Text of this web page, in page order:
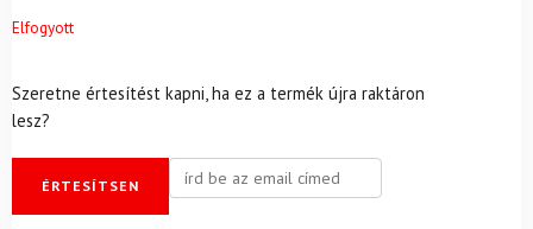
Elfogyott
Szeretne értesítést kapni, ha ez a termék újra raktáron
lesz?
ÉRTESÍTSEN